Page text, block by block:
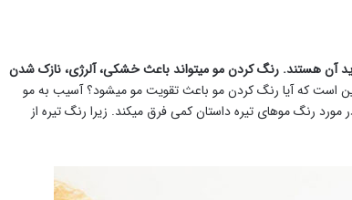
آن هستند. رنگ کردن مو میتواند باعث خشکی، آلرژی، نازک شدن
است که آیا رنگ کردن مو باعث تقویت مو میشود؟ آسیب به مو
مورد رنگ موهای تیره داستان کمی فرق میکند. زیرا رنگ تیره از